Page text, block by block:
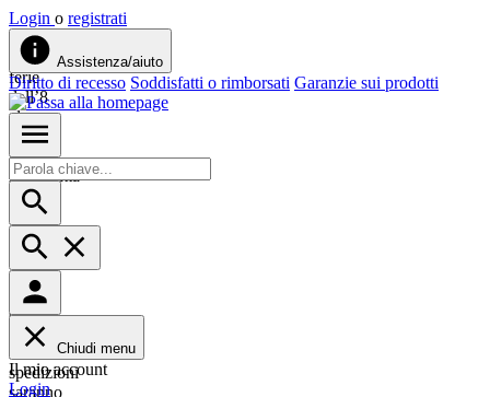
Login o registrati
Siamo
in
ferie
dall’8
al
23
agosto.
Approfitta
del
-10%
su
tutto
con
codice
ESTATE26.
Le
spedizioni
saranno
Assistenza/aiuto
Diritto di recesso Soddisfatti o rimborsati Garanzie sui prodotti
Chiudi menu
Il mio account
Login